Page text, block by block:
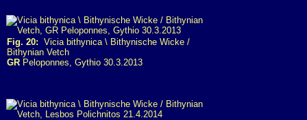
Fig. 20: Vicia bithynica \ Bithynische Wicke /
Bithynian Vetch
GR Peloponnes, Gythio 30.3.2013